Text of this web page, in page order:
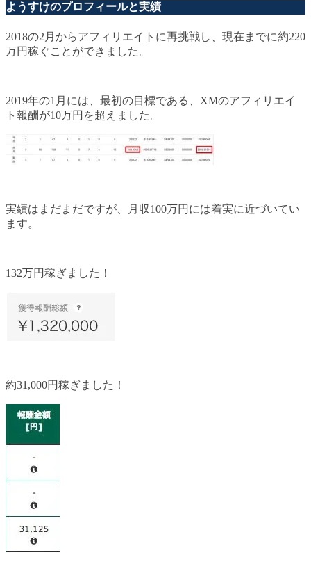
ようすけのプロフィールと実績
2018の2月からアフィリエイトに再挑戦し、現在までに約220
万円稼ぐことができました。
2019年の1月には、最初の目標である、XMのアフィリエイ
ト報酬が10万円を超えました。
実績はまだまだですが、月収100万円には着実に近づいてい
ます。
132万円稼ぎました！
約31,000円稼ぎました！